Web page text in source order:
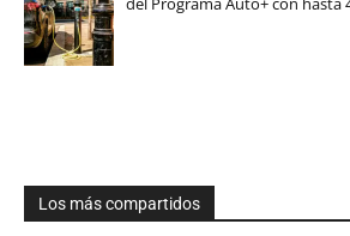
Los más compartidos